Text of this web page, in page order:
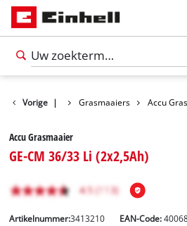
Vorige |
Tuinmachines Grasmaaiers Accu
Accu Grasmaaier
GE-CM 36/33 Li (2x2,5Ah)
Artikelnummer:3413210 EAN-Code: